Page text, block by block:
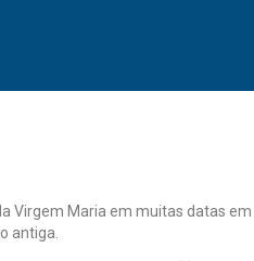
Virgem Maria em muitas datas
antiga.